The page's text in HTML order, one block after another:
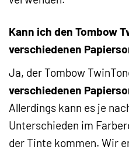
Kann ich den Tombow
verschiedenen
Ja, der Tombow
verschiedenen
Allerdings kann es je
Unterschieden im
der Tinte kommen. Wir